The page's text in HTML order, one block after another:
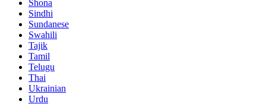
Shona
Sindhi
Sundanese
Swahili
Tajik
Tamil
Telugu
Thai
Ukrainian
Urdu